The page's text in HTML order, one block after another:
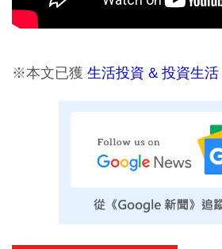
※本文已獲 生活投資 & 投資生活